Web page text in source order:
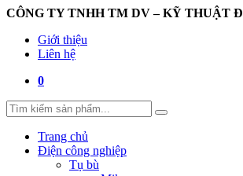
CÔNG TY TNHH TM DV – KỸ THUẬT
Giới thiệu
Liên hệ
0
Trang chủ
Điện công nghiệp
Tụ bù